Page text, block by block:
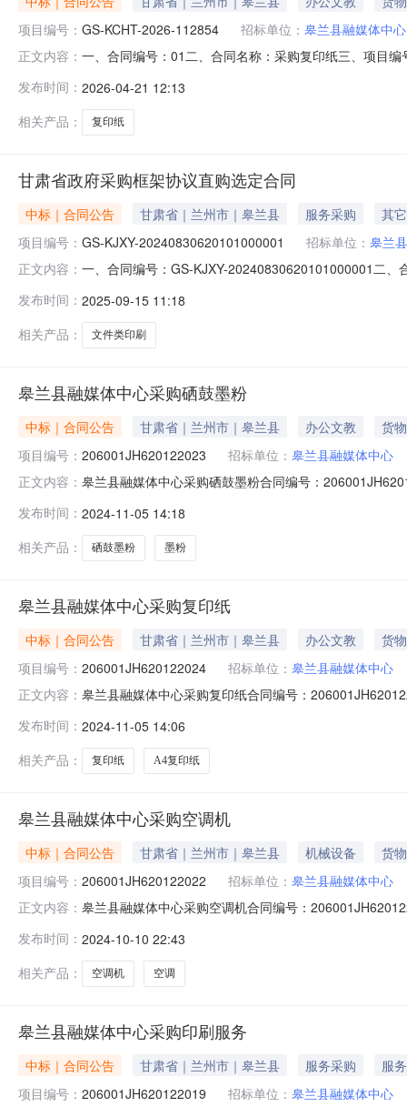
项目编号： GS-KCHT-2026-112854 招标单位： 皋兰县融媒体中心
正文内容： 一、合同编号：01二、合同名称：采购复印纸三、项目
要标的：序号名称数量(单位)单价(元)总价(元)规格型号/
发布时间： 2026-04-21 12:13
相关产品：
复印纸
甘肃省政府采购框架协议直购选定合同
中标｜合同公告 甘肃省｜兰州市｜皋兰县 服务采购
其它
项目编号： GS-KJXY-20240830620101000001 招标单位： 皋兰
正文内容： 一、合同编号：GS-KJXY-20240830620101000001二
地址：甘肃省兰州市皋兰县石洞镇兰花路21号联系方式
发布时间： 2025-09-15 11:18
相关产品：
文件类印刷
皋兰县融媒体中心采购硒鼓墨粉
中标｜合同公告 甘肃省｜兰州市｜皋兰县 办公文教
货物
项目编号： 206001JH620122023 招标单位： 皋兰县融媒体中心
正文内容： 皋兰县融媒体中心采购硒鼓墨粉合同编号：
同扩展信息是否为ppp：是否联合体：牵头单位：组成
发布时间： 2024-11-05 14:18
相关产品：
硒鼓墨粉 墨粉
皋兰县融媒体中心采购复印纸
中标｜合同公告 甘肃省｜兰州市｜皋兰县 办公文教
货物
项目编号： 206001JH620122024 招标单位： 皋兰县融媒体中心
正文内容： 皋兰县融媒体中心采购复印纸合同编号：
扩展信息是否为ppp：是否联合体：牵头单位：组成单位
发布时间： 2024-11-05 14:06
相关产品：
复印纸 A4复印纸
皋兰县融媒体中心采购空调机
中标｜合同公告 甘肃省｜兰州市｜皋兰县 机械设备
货物
项目编号： 206001JH620122022 招标单位： 皋兰县融媒体中心
正文内容： 皋兰县融媒体中心采购空调机合同编号：
0.55（万元）合同扩展信息是否为ppp：是否联合体：牵
发布时间： 2024-10-10 22:43
相关产品：
空调机 空调
皋兰县融媒体中心采购印刷服务
中标｜合同公告 甘肃省｜兰州市｜皋兰县 服务采购
服务
项目编号： 206001JH620122019 招标单位： 皋兰县融媒体中心